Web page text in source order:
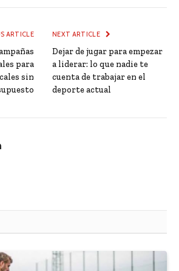
ARTICLE
para
sin
NEXT ARTICLE
Dejar de jugar para empezar
a liderar: lo que nadie te
cuenta de trabajar en el
deporte actual